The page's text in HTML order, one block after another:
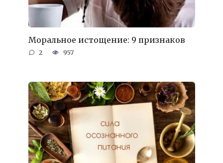
Моральное истощение: 9 признаков
2 957